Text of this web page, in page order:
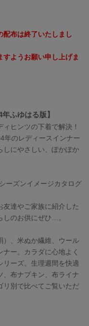
配布は終了いたしまし
すようお願い申し上げま
ふゆはる版】
ヒンツの下着で解決！
年のレディースインナー
しにやさしい、ぽかぽか
ーズンイメージカタログ
友達やご家族に紹介した
しのお供にぜひ…。
）、米ぬか繊維、ウール
ー。カラダに心地よく
リーズ。生理週間を快適
布ナプキン、布ライナ
リ別で比べてご覧いただ